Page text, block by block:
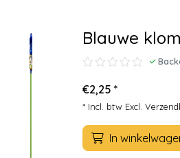
Blauwe
€2,25 *
* Incl. btw Excl.
In